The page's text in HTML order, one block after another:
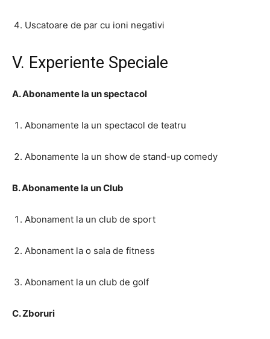
Uscatoare de par cu ioni negativi
V. Experiente Speciale
A. Abonamente la un spectacol
Abonamente la un spectacol de teatru
Abonamente la un show de stand-up comedy
B. Abonamente la un Club
Abonament la un club de sport
Abonament la o sala de fitness
Abonament la un club de golf
C. Zboruri